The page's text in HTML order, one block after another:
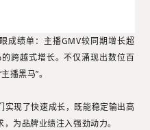
成绩单：主播GMV较同期增长超
跨越式增长。不仅涌现出数位百
播黑马”。
实现了快速成长，既能稳定输出高
为品牌业绩注入强劲动力。